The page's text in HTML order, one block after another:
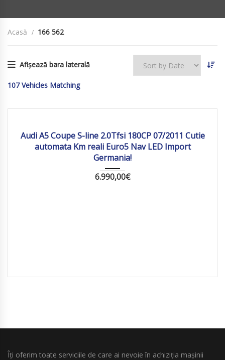
Acasă 166 562
Afișează bara laterală
107 Vehicles Matching
Audi A5 Coupe S-line 2.0Tfsi 180CP 07/2011 Cutie
automata Km reali Euro5 Nav LED Import
Germania!
6.990,00€
Îți oferim toate serviciile de care ai nevoie în achiziția mașinii